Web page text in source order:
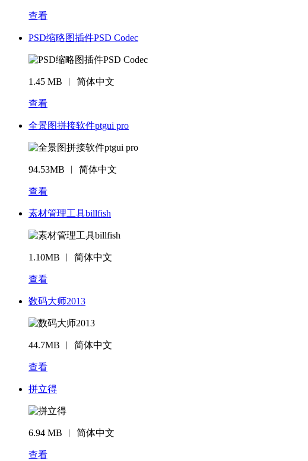
查看
PSD缩略图插件PSD Codec
1.45 MB ︱ 简体中文
查看
全景图拼接软件ptgui pro
94.53MB ︱ 简体中文
查看
素材管理工具billfish
1.10MB ︱ 简体中文
查看
数码大师2013
44.7MB ︱ 简体中文
查看
拼立得
6.94 MB ︱ 简体中文
查看